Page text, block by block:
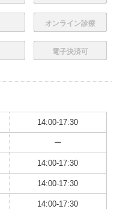
オンライン診療
電子決済可
14:00-17:30
ー
14:00-17:30
14:00-17:30
14:00-17:30